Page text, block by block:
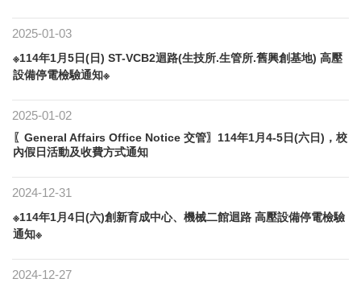
2025-01-03
※114年1月5日(日) ST-VCB2迴路(生技所.生管所.舊興創基地) 高壓
設備停電檢驗通知※
2025-01-02
〖General Affairs Office Notice 交管〗114年1月4-5日(六日)，校
內假日活動及收費方式通知
2024-12-31
※114年1月4日(六)創新育成中心、機械二館迴路 高壓設備停電檢驗
通知※
2024-12-27